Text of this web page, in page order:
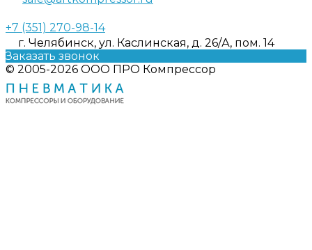
+7 (351) 270-98-14
г. Челябинск, ул. Каслинская, д. 26/А, пом. 14
Заказать звонок
© 2005-2026 ООО ПРО Компрессор